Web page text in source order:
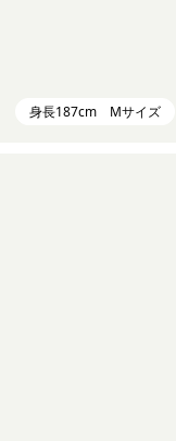
身長187cm Mサイズ